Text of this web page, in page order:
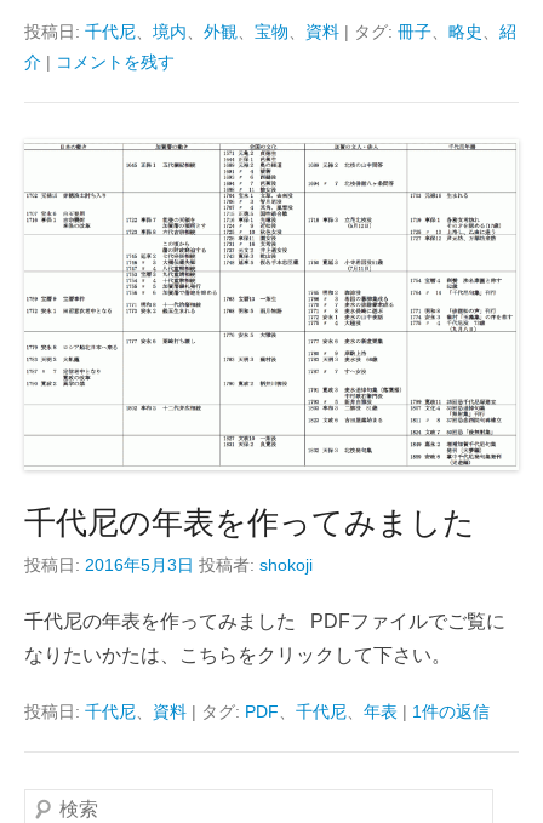
投稿日: 千代尼 境内 外観 宝物 資料 | タグ: 冊子 略史
紹
介 | コメントを残す
千代尼の年表を作ってみました
投稿日: 2016年5月3日 投稿者: shokoji
千代尼の年表を作ってみました PDFファイルでご覧に
なりたいかたは、こちらをクリックして下さい。
投稿日: 千代尼 資料 | タグ: PDF 千代尼 年表 | 1件の返信
検